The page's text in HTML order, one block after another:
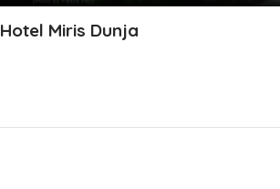
Hotel Miris Dunja